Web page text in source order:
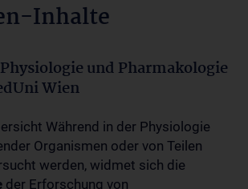
Inhalte
und Pharmakologie
Wien
Während in der Physiologie
Organismen oder von Teilen
werden, widmet sich die
der Erforschung von